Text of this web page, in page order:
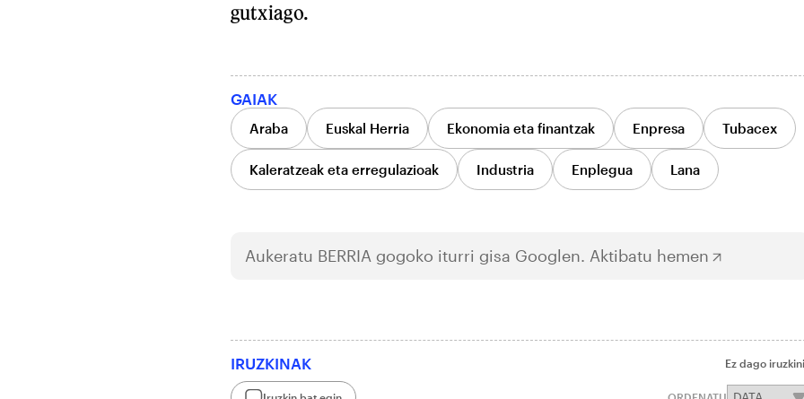
gutxiago.
GAIAK
Araba Euskal Herria Ekonomia eta finantzak Enpresa Tubacex
Kaleratzeak eta erregulazioak Industria Enplegua Lana
Aukeratu BERRIA gogoko iturri gisa Googlen. Aktibatu hemen
IRUZKINAK Ez dago